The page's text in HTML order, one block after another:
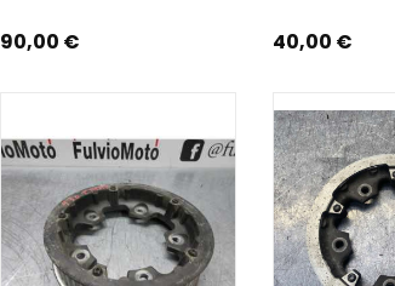
Prix
90,00 € Prix
40,00 €